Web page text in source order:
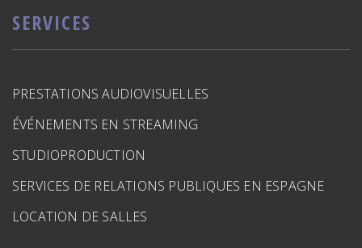
SERVICES
PRESTATIONS AUDIOVISUELLES
ÉVÉNEMENTS EN STREAMING
STUDIOPRODUCTION
SERVICES DE RELATIONS PUBLIQUES EN ESPAGNE
LOCATION DE SALLES